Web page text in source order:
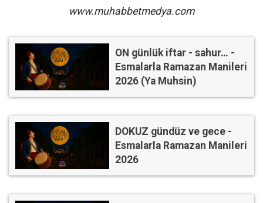
www.muhabbetmedya.com
ON günlük iftar - sahur… -
Esmalarla Ramazan Manileri
2026 (Ya Muhsin)
DOKUZ gündüz ve gece -
Esmalarla Ramazan Manileri
2026